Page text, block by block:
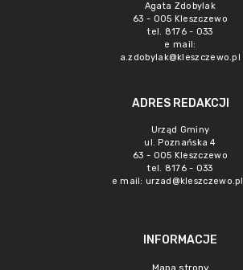
Agata Zdobylak
63 - 005 Kleszczewo
tel. 8176 - 033
e mail:
a.zdobylak@kleszczewo.pl
ADRES REDAKCJI
Urząd Gminy
ul. Poznańska 4
63 - 005 Kleszczewo
tel. 8176 - 033
e mail: urzad@kleszczewo.pl
INFORMACJE
Mapa strony